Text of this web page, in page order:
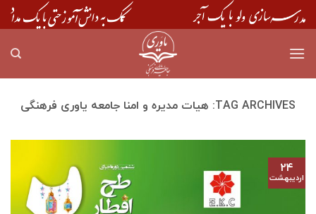
Skip
to
TAG ARCHIVES: هیات مدیره و امنا جامعه یاوری فرهنگی
۲۴
اردیبهشت